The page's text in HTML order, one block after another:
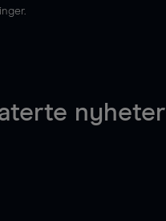
nyheter